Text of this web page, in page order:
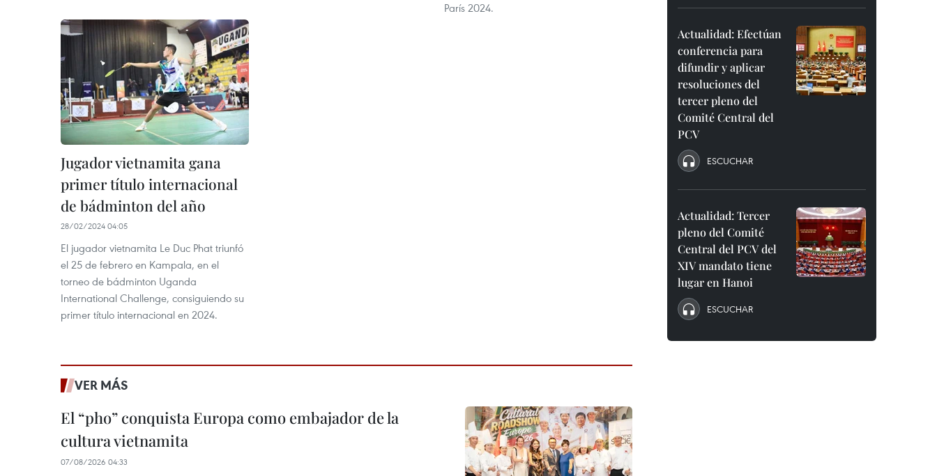
París 2024.
Jugador vietnamita gana
primer título internacional
de bádminton del año
28/02/2024 04:05
El jugador vietnamita Le Duc Phat triunfó
el 25 de febrero en Kampala, en el
torneo de bádminton Uganda
International Challenge, consiguiendo su
primer título internacional en 2024.
VER MÁS
El “pho” conquista Europa como embajador de la
cultura vietnamita
07/08/2026 04:33
Actualidad: Efectúan
conferencia para
difundir y aplicar
resoluciones del
tercer pleno del
Comité Central del
PCV
ESCUCHAR
Actualidad: Tercer
pleno del Comité
Central del PCV del
XIV mandato tiene
lugar en Hanoi
ESCUCHAR